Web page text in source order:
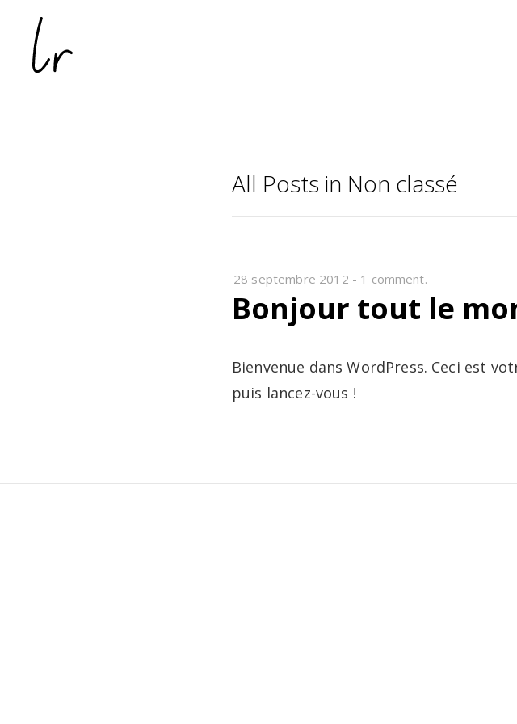
All Posts in Non classé
28 septembre 2012 - 1 comment.
Bonjour tout le
Bienvenue dans WordPress. Ceci est
puis lancez-vous !